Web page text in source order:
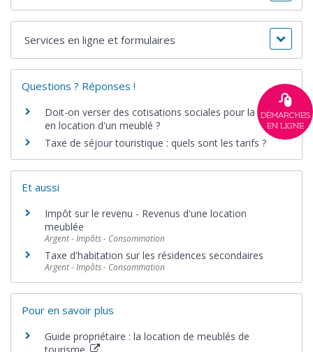
Services en ligne et formulaires
Questions ? Réponses !
Doit-on verser des cotisations sociales pour la mise
en location d'un meublé ?
Taxe de séjour touristique : quels sont les tarifs ?
Et aussi
Impôt sur le revenu - Revenus d'une location
meublée
Argent - Impôts - Consommation
Taxe d'habitation sur les résidences secondaires
Argent - Impôts - Consommation
Pour en savoir plus
Guide propriétaire : la location de meublés de
DÉMARCHES
EN LIGNE